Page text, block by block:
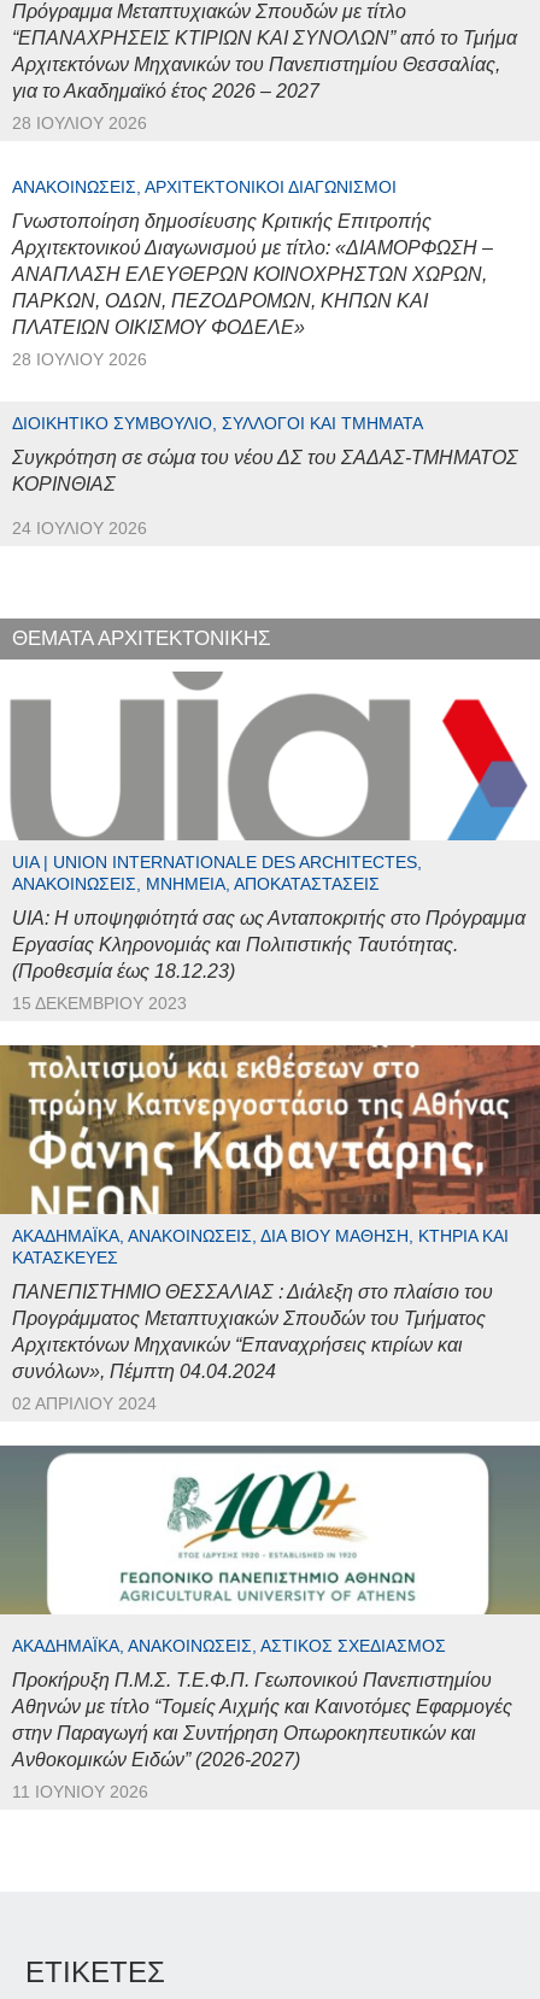
Πρόγραμμα Μεταπτυχιακών Σπουδών με τίτλο
“ΕΠΑΝΑΧΡΗΣΕΙΣ ΚΤΙΡΙΩΝ ΚΑΙ ΣΥΝΟΛΩΝ” από το Τμήμα
Αρχιτεκτόνων Μηχανικών του Πανεπιστημίου Θεσσαλίας,
για το Ακαδημαϊκό έτος 2026 – 2027
28 ΙΟΥΛΊΟΥ 2026
ΑΝΑΚΟΙΝΏΣΕΙΣ, ΑΡΧΙΤΕΚΤΟΝΙΚΟΊ ΔΙΑΓΩΝΙΣΜΟΊ
Γνωστοποίηση δημοσίευσης Κριτικής Επιτροπής
Αρχιτεκτονικού Διαγωνισμού με τίτλο: «ΔΙΑΜΟΡΦΩΣΗ –
ΑΝΑΠΛΑΣΗ ΕΛΕΥΘΕΡΩΝ ΚΟΙΝΟΧΡΗΣΤΩΝ ΧΩΡΩΝ,
ΠΑΡΚΩΝ, ΟΔΩΝ, ΠΕΖΟΔΡΟΜΩΝ, ΚΗΠΩΝ ΚΑΙ
ΠΛΑΤΕΙΩΝ ΟΙΚΙΣΜΟΥ ΦΟΔΕΛΕ»
28 ΙΟΥΛΊΟΥ 2026
ΔΙΟΙΚΗΤΙΚΌ ΣΥΜΒΟΎΛΙΟ, ΣΎΛΛΟΓΟΙ ΚΑΙ ΤΜΉΜΑΤΑ
Συγκρότηση σε σώμα του νέου ΔΣ του ΣΑΔΑΣ-ΤΜΗΜΑΤΟΣ
ΚΟΡΙΝΘΙΑΣ
24 ΙΟΥΛΊΟΥ 2026
ΘΕΜΑΤΑ ΑΡΧΙΤΕΚΤΟΝΙΚΗΣ
UIA | UNION INTERNATIONALE DES ARCHITECTES,
ΑΝΑΚΟΙΝΏΣΕΙΣ, ΜΝΗΜΕΊΑ, ΑΠΟΚΑΤΑΣΤΆΣΕΙΣ
UIA: Η υποψηφιότητά σας ως Ανταποκριτής στο Πρόγραμμα
Εργασίας Κληρονομιάς και Πολιτιστικής Ταυτότητας.
(Προθεσμία έως 18.12.23)
15 ΔΕΚΕΜΒΡΊΟΥ 2023
ΑΚΑΔΗΜΑΪΚΆ, ΑΝΑΚΟΙΝΏΣΕΙΣ, ΔΙΆ ΒΊΟΥ ΜΆΘΗΣΗ, ΚΤΉΡΙΑ ΚΑΙ
ΚΑΤΑΣΚΕΥΈΣ
ΠΑΝΕΠΙΣΤΗΜΙΟ ΘΕΣΣΑΛΙΑΣ : Διάλεξη στο πλαίσιο του
Προγράμματος Μεταπτυχιακών Σπουδών του Τμήματος
Αρχιτεκτόνων Μηχανικών “Επαναχρήσεις κτιρίων και
συνόλων», Πέμπτη 04.04.2024
02 ΑΠΡΙΛΊΟΥ 2024
ΑΚΑΔΗΜΑΪΚΆ, ΑΝΑΚΟΙΝΏΣΕΙΣ, ΑΣΤΙΚΌΣ ΣΧΕΔΙΑΣΜΌΣ
Προκήρυξη Π.Μ.Σ. Τ.Ε.Φ.Π. Γεωπονικού Πανεπιστημίου
Αθηνών με τίτλο “Τομείς Αιχμής και Καινοτόμες Εφαρμογές
στην Παραγωγή και Συντήρηση Οπωροκηπευτικών και
Ανθοκομικών Ειδών” (2026-2027)
11 ΙΟΥΝΊΟΥ 2026
ΕΤΙΚΕΤΕΣ